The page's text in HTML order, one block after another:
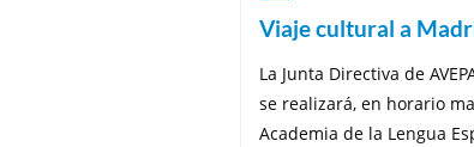
Viaje cultural a
La Junta Directiva de
se realizará, en horario
Academia de la Lengua